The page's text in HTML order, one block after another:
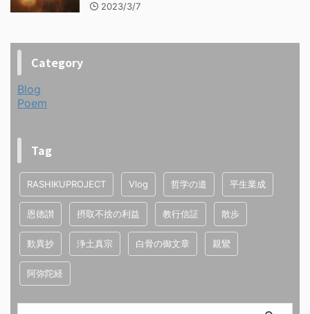
2023/3/7
Category
Blog
Poem
Tag
RASHIKUPROJECT Vlog 哲学の道 平生業成
恩徳讃 摂取不捨の利益 教行信証 散歩
歎異抄 浄土真宗 白骨の御文章 親鸞
阿弥陀経